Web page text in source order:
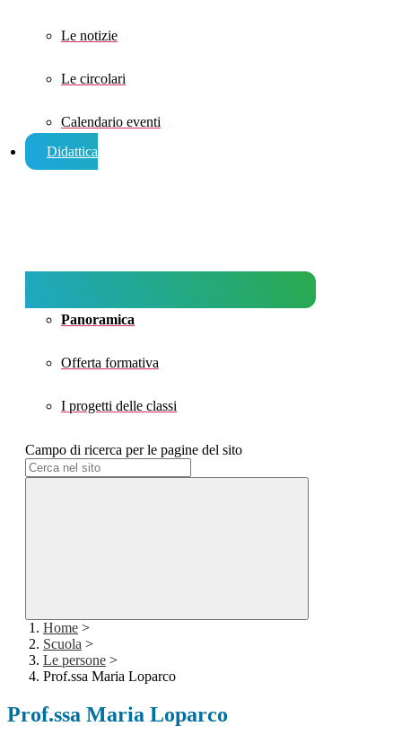
Le notizie
Le circolari
Calendario eventi
Didattica
Panoramica
Offerta formativa
I progetti delle classi
Campo di ricerca per le pagine del sito
Home >
Scuola >
Le persone >
Prof.ssa Maria Loparco
Prof.ssa Maria Loparco